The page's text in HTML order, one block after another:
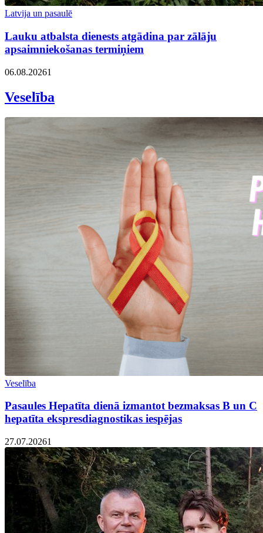
Latvija un pasaulē
Lauku atbalsta dienests atgādina par zālāju
apsaimniekošanas termiņiem
06.08.20261
Veselība
Veselība
Pasaules Hepatīta dienā izmantot bezmaksas B un C
hepatīta ekspresdiagnostikas iespējas
27.07.20261